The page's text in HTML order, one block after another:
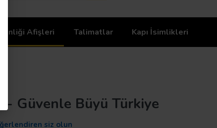
Afişleri Talimatlar Kapı İsimlikleri
Güvenle Büyü Türkiye
siz olun